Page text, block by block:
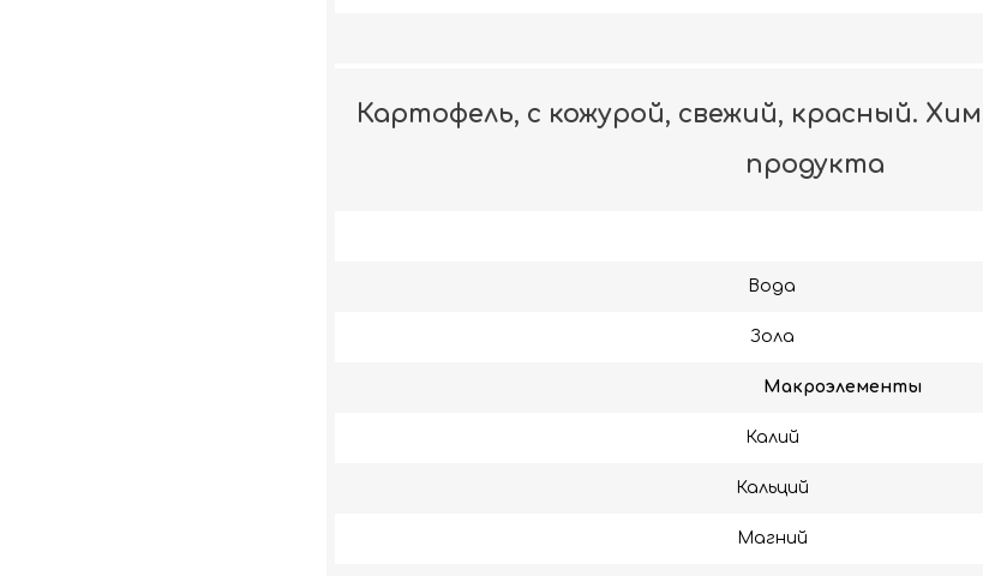
Картофель, с кожурой, свежий, красный.
продукта
Вода
Зола
Макроэлементы
Калий
Кальций
Магний